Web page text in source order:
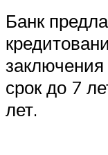
Банк
заключения
срок до 7
лет.